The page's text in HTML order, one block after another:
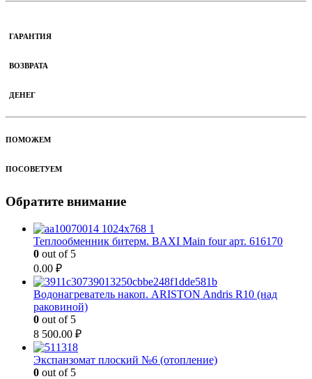
ГАРАНТИЯ
ВОЗВРАТА
ДЕНЕГ
ПОМОЖЕМ
ПОСОВЕТУЕМ
Обратите внимание
Теплообменник битерм. BAXI Main four арт. 616170
0 out of 5
0.00 ₽
Водонагреватель накоп. ARISTON Andris R10 (над
раковиной)
0 out of 5
8 500.00 ₽
Экспанзомат плоский №6 (отопление)
0 out of 5